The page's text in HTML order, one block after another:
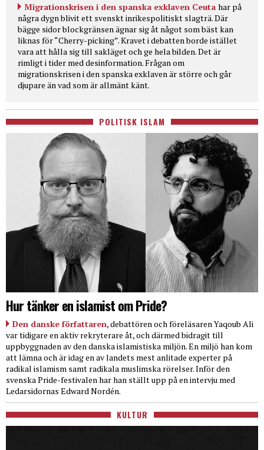
Migrationskrisen i den spanska exklaven Ceuta har på
några dygn blivit ett svenskt inrikespolitiskt slagträ. Där
bägge sidor blockgränsen ägnar sig åt något som bäst kan
liknas för “Cherry-picking”. Kravet i debatten borde istället
vara att hålla sig till sakläget och ge hela bilden. Det är
rimligt i tider med desinformation. Frågan om
migrationskrisen i den spanska exklaven är större och går
djupare än vad som är allmänt känt.
POLITISK ISLAM
Hur tänker en islamist om Pride?
Den danske författaren, debattören och föreläsaren Yaqoub Ali
var tidigare en aktiv rekryterare åt, och därmed bidragit till
uppbyggnaden av den danska islamistiska miljön. En miljö han kom
att lämna och är idag en av landets mest anlitade experter på
radikal islamism samt radikala muslimska rörelser. Inför den
svenska Pride-festivalen har han ställt upp på en intervju med
Ledarsidornas Edward Nordén.
KULTUR